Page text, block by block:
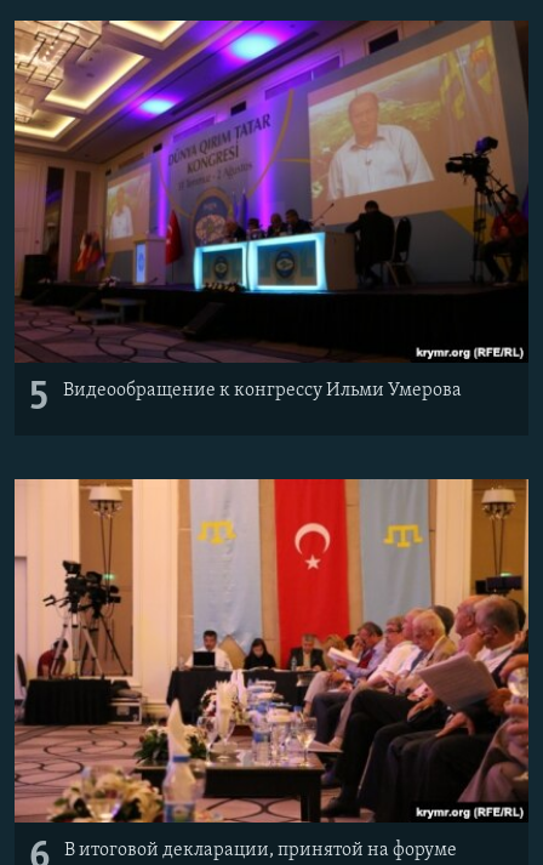
5 Видеообращение к конгрессу Ильми Умерова
В итоговой декларации, принятой на форуме